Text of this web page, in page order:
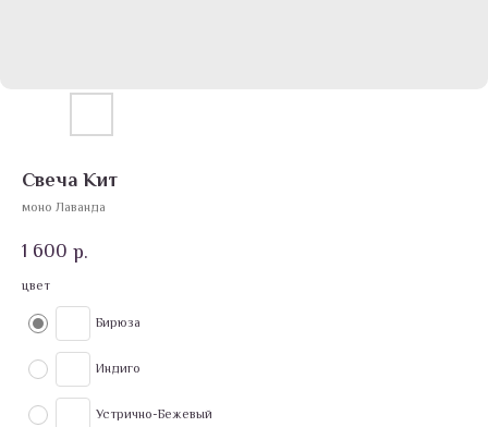
Свеча Кит
моно Лаванда
1 600 р.
цвет
Бирюза
Индиго
Устрично-Бежевый